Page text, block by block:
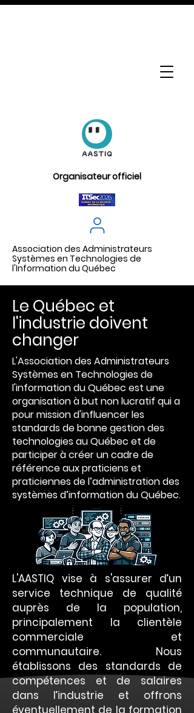
Organisateur officiel
Association des Administrateurs
Systèmes en Technologies de
l'Information du Québec
Le Québec et
l'industrie doivent
changer
L'Association des Administrateurs
Systèmes en Technologies de
l'information du Québec est une
organisation à but non lucratif qui a
pour mission d'influencer les
standards de bonne gestion des
technologies au Québec et de
participer à créer un cadre de
référence aux praticiens et
praticiennes de l’administration des
systèmes d’information du Québec.​
L'AASTIQ vise à s'assurer d’un
service technique de qualité
auprès de la population,
principalement la clientèle
commerciale et
communautaire. Nous
établissons des standards de
compétences et de salaires
dans l’industrie et offrons
éventuellement de la formation